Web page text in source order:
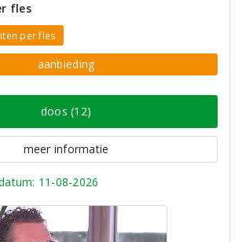
fles
per fles
aanbieding
doos (12)
meer informatie
11-08-2026